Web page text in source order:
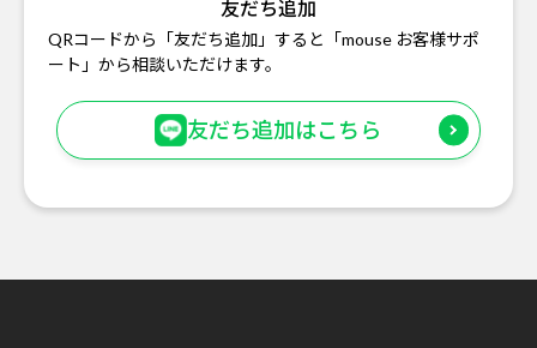
友だち追加
QRコードから「友だち追加」すると「mouse お客様サポ
ート」から相談いただけます。
友だち追加はこちら